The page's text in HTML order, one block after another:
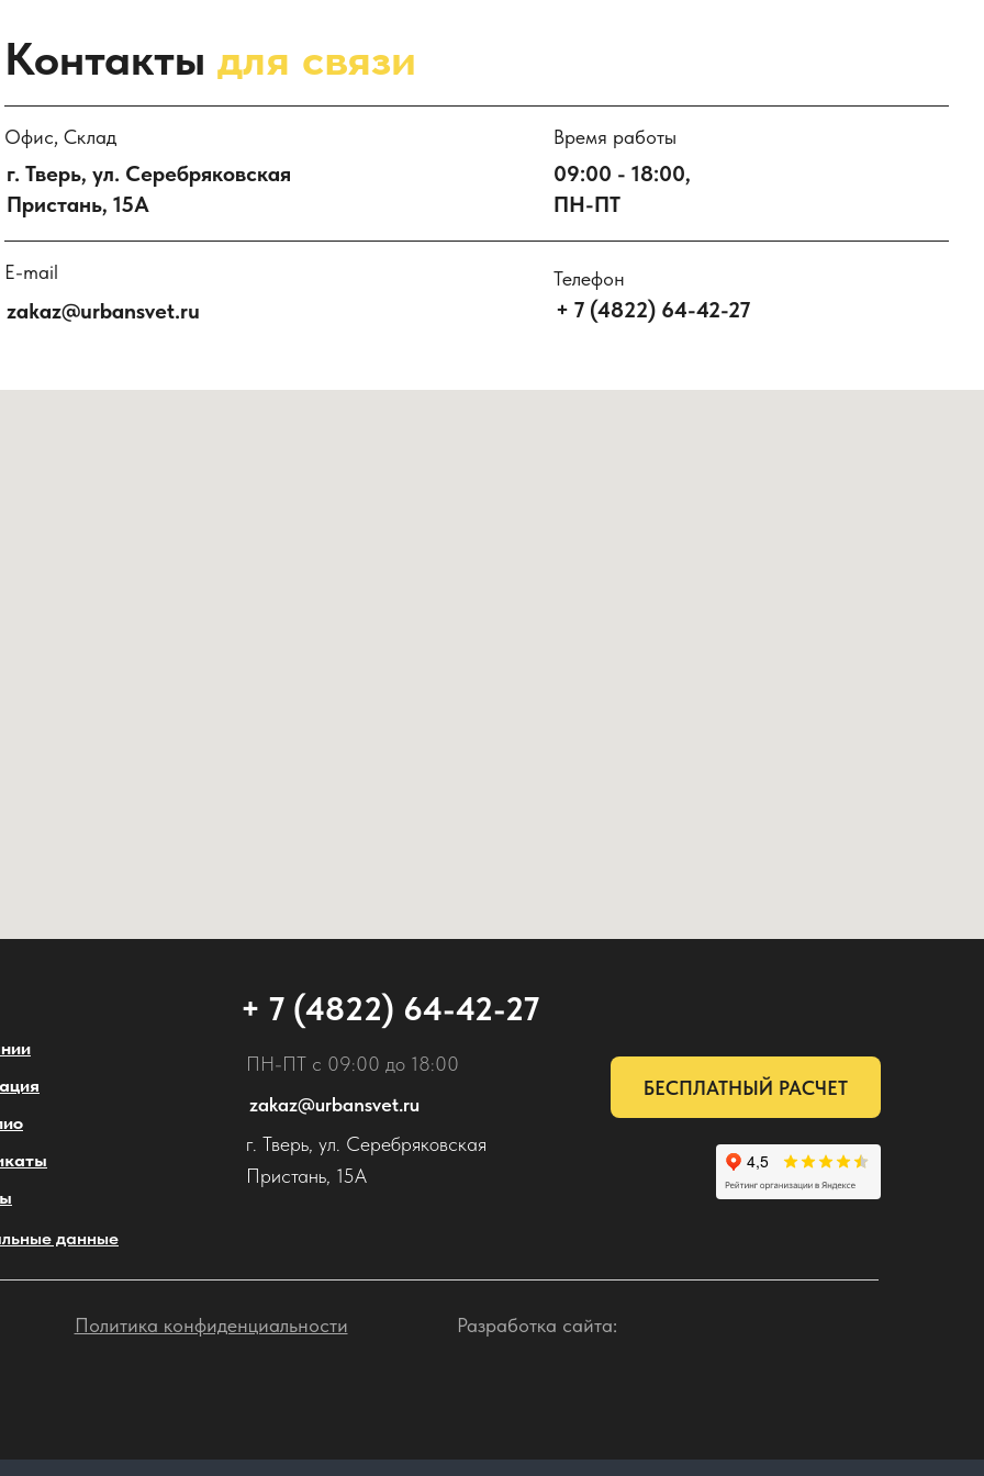
Контакты для связи
Офис, Склад
г. Тверь, ул. Серебряковская
Пристань, 15А
Время работы
09:00 - 18:00,
ПН-ПТ
E-mail Телефон
+ 7 (4822) 64-42-27
zakaz@urbansvet.ru
ПН-ПТ с 09:00 до 18:00
г. Тверь, ул. Серебряковская
Пристань, 15А
БЕСПЛАТНЫЙ РАСЧЕТ
Разработка сайта:
Политика конфиденциальности
+ 7 (4822) 64-42-27
zakaz@urbansvet.ru
данные